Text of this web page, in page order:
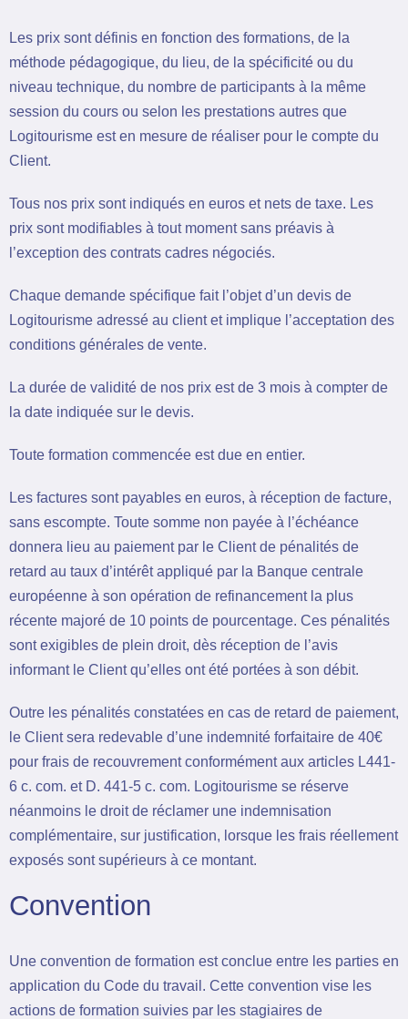
Les prix sont définis en fonction des formations, de la
méthode pédagogique, du lieu, de la spécificité ou du
niveau technique, du nombre de participants à la même
session du cours ou selon les prestations autres que
Logitourisme est en mesure de réaliser pour le compte du
Client.
Tous nos prix sont indiqués en euros et nets de taxe. Les
prix sont modifiables à tout moment sans préavis à
l’exception des contrats cadres négociés.
Chaque demande spécifique fait l’objet d’un devis de
Logitourisme adressé au client et implique l’acceptation des
conditions générales de vente.
La durée de validité de nos prix est de 3 mois à compter de
la date indiquée sur le devis.
Toute formation commencée est due en entier.
Les factures sont payables en euros, à réception de facture,
sans escompte. Toute somme non payée à l’échéance
donnera lieu au paiement par le Client de pénalités de
retard au taux d’intérêt appliqué par la Banque centrale
européenne à son opération de refinancement la plus
récente majoré de 10 points de pourcentage. Ces pénalités
sont exigibles de plein droit, dès réception de l’avis
informant le Client qu’elles ont été portées à son débit.
Outre les pénalités constatées en cas de retard de paiement,
le Client sera redevable d’une indemnité forfaitaire de 40€
pour frais de recouvrement conformément aux articles L441-
6 c. com. et D. 441-5 c. com. Logitourisme se réserve
néanmoins le droit de réclamer une indemnisation
complémentaire, sur justification, lorsque les frais réellement
exposés sont supérieurs à ce montant.
Convention
Une convention de formation est conclue entre les parties en
application du Code du travail. Cette convention vise les
actions de formation suivies par les stagiaires de